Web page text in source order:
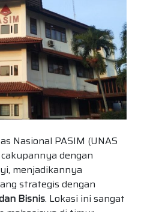
Nasional PASIM (UNAS
dengan
menjadikannya
strategis dengan
Bisnis. Lokasi ini sangat